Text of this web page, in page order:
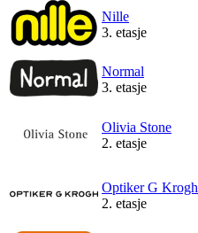
Nille
3. etasje
Normal
3. etasje
Olivia Stone
2. etasje
Optiker G Krogh
2. etasje